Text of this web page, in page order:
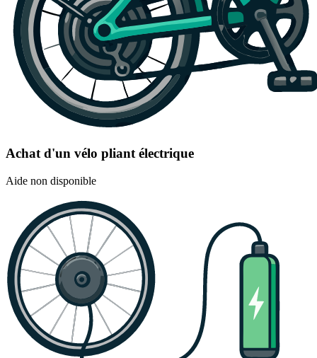
Achat d'un vélo pliant électrique
Aide non disponible